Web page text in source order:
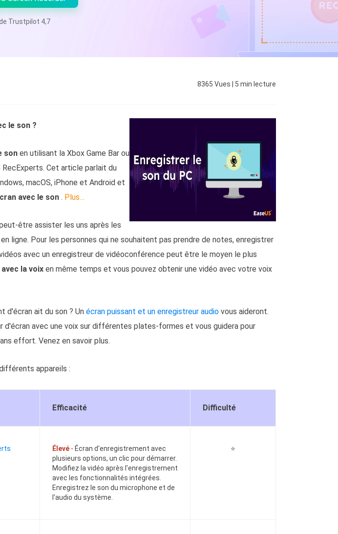
Service de marque blanche EaseUS Todo Backup
EaseUS VoiceWave
Changer de voix en temps réel
Vocal Remover (Online)
Trustpilot 4,7
8365 Vues | 5 min lecture
le son ?
son en utilisant la Xbox Game Bar ou
Cet article parlait du
macOS, iPhone et Android et
avec le son . Plus…
être assister les uns après les
ligne. Pour les personnes qui ne souhaitent pas prendre de notes, enregistrer
avec un enregistreur de vidéoconférence peut être le moyen le plus
la voix en même temps et vous pouvez obtenir une vidéo avec votre voix
d'écran ait du son ? Un écran puissant et un enregistreur audio vous aideront.
avec une voix sur différentes plates-formes et vous guidera pour
effort. Venez en savoir plus.
appareils :
Efficacité Difficulté
Élevé - Écran d'enregistrement avec
plusieurs options, un clic pour démarrer.
Modifiez la vidéo après l'enregistrement
avec les fonctionnalités intégrées.
Enregistrez le son du microphone et de
l'audio du système.
⭐